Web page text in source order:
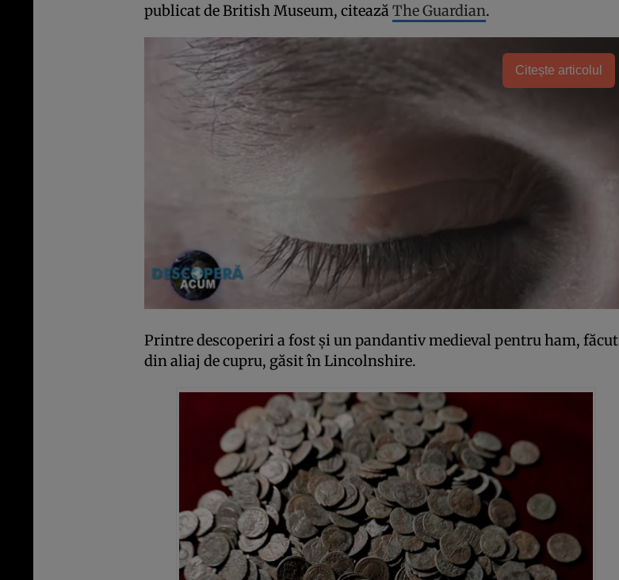
publicat de British Museum, citeazăThe Guardian.
Citește articolul
Printre descoperiri a fost și un pandantiv medieval pentru ham, făcut
din aliaj de cupru, găsit în Lincolnshire.